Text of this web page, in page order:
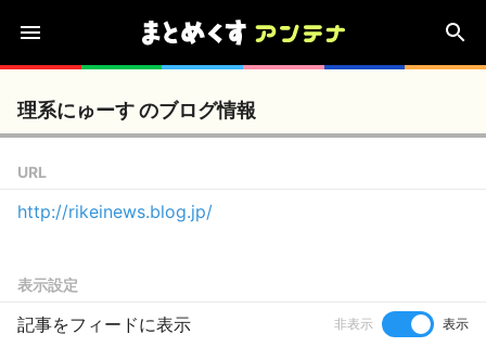
理系にゅーす のブログ情報
URL
http://rikeinews.blog.jp/
表示設定
記事をフィードに表示 非表示 表示